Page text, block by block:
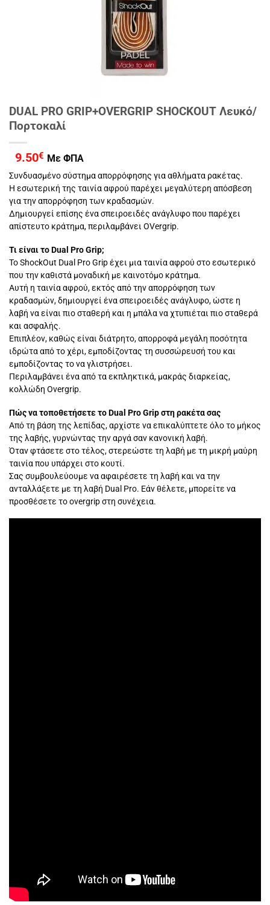
DUAL PRO GRIP+OVERGRIP SHOCKOUT Λευκό/
Πορτοκαλί
9.50€ Με ΦΠΑ
Συνδυασμένο σύστημα απορρόφησης για αθλήματα ρακέτας.
Η εσωτερική της ταινία αφρού παρέχει μεγαλύτερη απόσβεση
για την απορρόφηση των κραδασμών.
Δημιουργεί επίσης ένα σπειροειδές ανάγλυφο που παρέχει
απίστευτο κράτημα, περιλαμβάνει OVergrip.
Τι είναι το Dual Pro Grip;
Το ShockOut Dual Pro Grip έχει μια ταινία αφρού στο εσωτερικό
που την καθιστά μοναδική με καινοτόμο κράτημα.
Αυτή η ταινία αφρού, εκτός από την απορρόφηση των
κραδασμών, δημιουργεί ένα σπειροειδές ανάγλυφο, ώστε η
λαβή να είναι πιο σταθερή και η μπάλα να χτυπιέται πιο σταθερά
και ασφαλής.
Επιπλέον, καθώς είναι διάτρητο, απορροφά μεγάλη ποσότητα
ιδρώτα από το χέρι, εμποδίζοντας τη συσσώρευσή του και
εμποδίζοντας το να γλιστρήσει.
Περιλαμβάνει ένα από τα εκπληκτικά, μακράς διαρκείας,
κολλώδη Overgrip.
Πώς να τοποθετήσετε το Dual Pro Grip στη ρακέτα σας
Από τη βάση της λεπίδας, αρχίστε να επικαλύπτετε όλο το μήκος
της λαβής, γυρνώντας την αργά σαν κανονική λαβή.
Όταν φτάσετε στο τέλος, στερεώστε τη λαβή με τη μικρή μαύρη
ταινία που υπάρχει στο κουτί.
Σας συμβουλεύουμε να αφαιρέσετε τη λαβή και να την
ανταλλάξετε με τη λαβή Dual Pro. Εάν θέλετε, μπορείτε να
προσθέσετε το overgrip στη συνέχεια.